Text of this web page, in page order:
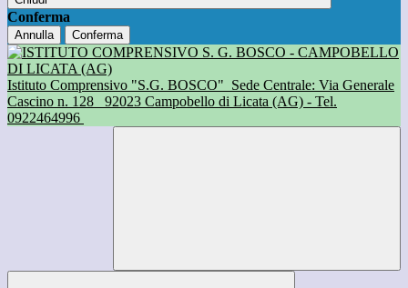
Conferma
Annulla Conferma
Istituto Comprensivo "S.G. BOSCO" Sede Centrale: Via Generale
Cascino n. 128
92023 Campobello di Licata (AG) - Tel.
0922464996